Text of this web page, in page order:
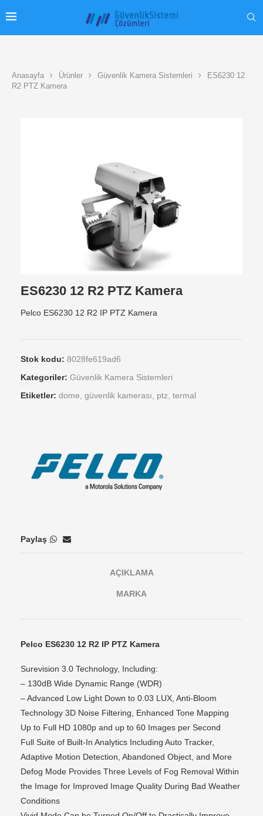
Anasayfa Ürünler Güvenlik Kamera Sistemleri
ES6230 12
R2 PTZ Kamera
ES6230 12 R2 PTZ Kamera
Pelco ES6230 12 R2 IP PTZ Kamera
Stok kodu: 8028fe619ad6
Kategoriler: Güvenlik Kamera Sistemleri
Etiketler: dome güvenlik kamerası ptz termal
Paylaş
AÇIKLAMA
MARKA
Pelco ES6230 12 R2 IP PTZ Kamera
Surevision 3.0 Technology, Including:
– 130dB Wide Dynamic Range (WDR)
– Advanced Low Light Down to 0.03 LUX, Anti-Bloom
Technology 3D Noise Filtering, Enhanced Tone Mapping
Up to Full HD 1080p and up to 60 Images per Second
Full Suite of Built-In Analytics Including Auto Tracker,
Adaptive Motion Detection, Abandoned Object, and More
Defog Mode Provides Three Levels of Fog Removal Within
the Image for Improved Image Quality During Bad Weather
Conditions